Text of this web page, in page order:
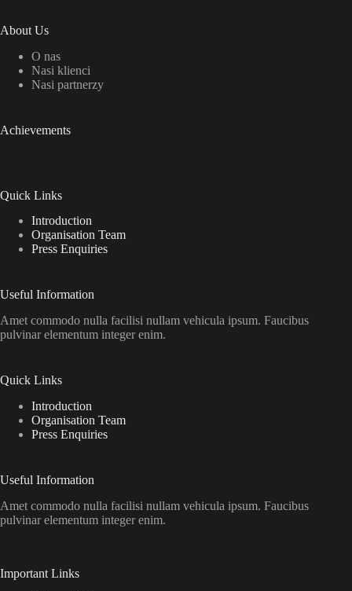
About Us
O nas
Nasi klienci
Nasi partnerzy
Achievements
Quick Links
Introduction
Organisation Team
Press Enquiries
Useful Information
Amet commodo nulla facilisi nullam vehicula ipsum. Faucibus
pulvinar elementum integer enim.
Quick Links
Introduction
Organisation Team
Press Enquiries
Useful Information
Amet commodo nulla facilisi nullam vehicula ipsum. Faucibus
pulvinar elementum integer enim.
Important Links